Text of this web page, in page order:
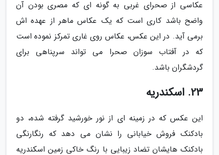
عکاسی از صحرای غربی به گونه ای که مصری بودن آن
واضح باشد کاری است که یک عکاس ماهر از عهده اش
برمی آید. در این عکس، عکاس روی غاری تمرکز نموده است
که در آفتاب سوزان صحرا می تواند سرپناهی برای
گردشگران باشد.
23. اسکندریه
این عکس که در زمینه ای از نور خورشید گرفته شده، دو
بادکنک فروش خیابانی را نشان می دهد که رنگارنگی
بادکنک هایشان تضاد زیبایی با رنگ خاکی زمین اسکندریه